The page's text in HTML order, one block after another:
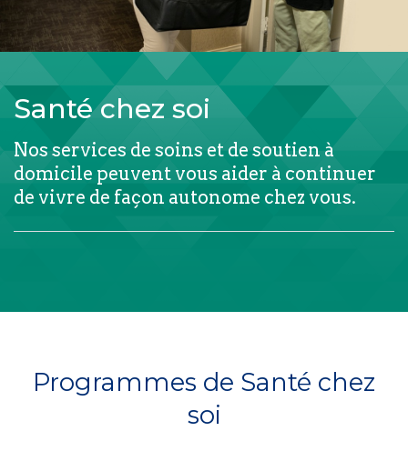
Santé chez soi
Nos services de soins et de soutien à
domicile peuvent vous aider à continuer
de vivre de façon autonome chez vous.
Programmes de Santé chez
soi